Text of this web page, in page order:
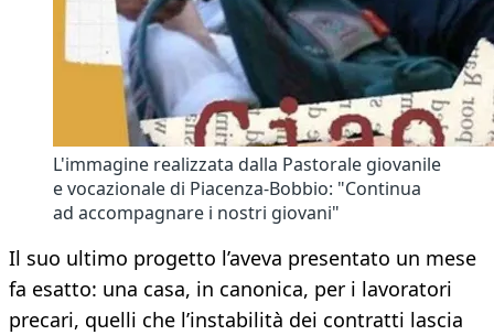
L'immagine realizzata dalla Pastorale giovanile
e vocazionale di Piacenza-Bobbio: "Continua
ad accompagnare i nostri giovani"
Il suo ultimo progetto l’aveva presentato un mese
fa esatto: una casa, in canonica, per i lavoratori
precari, quelli che l’instabilità dei contratti lascia